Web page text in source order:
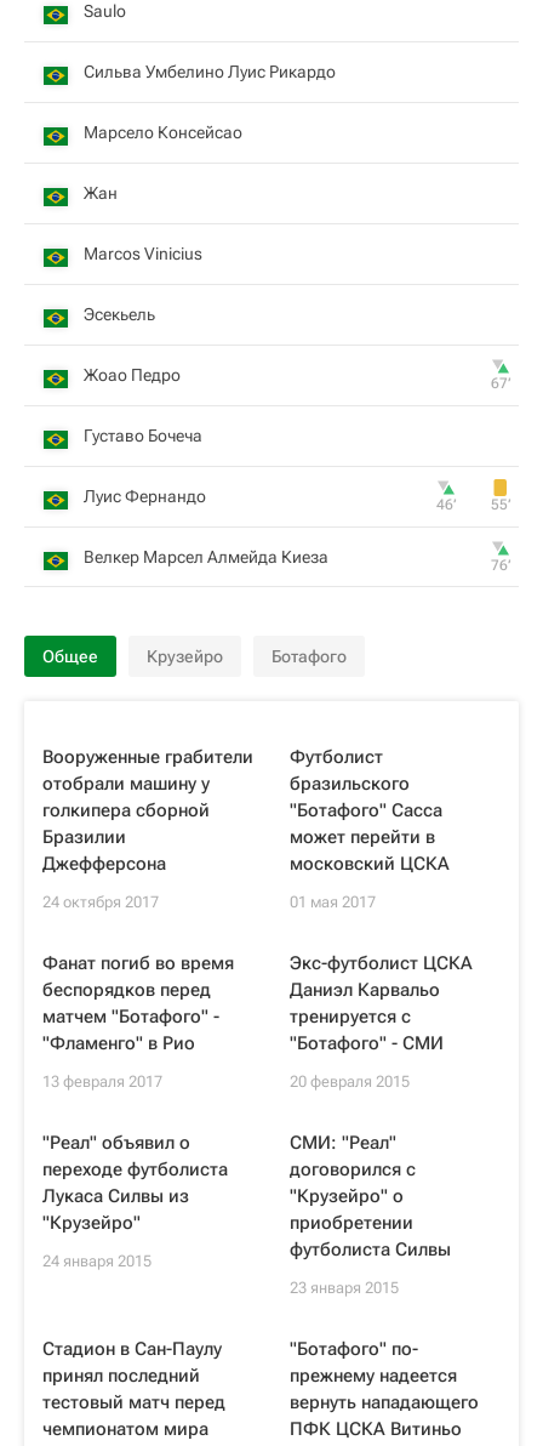
Saulo
Сильва Умбелино Луис Рикардо
Марсело Консейсао
Жан
Marcos Vinicius
Эсекьель
Жоао Педро 67‎’‎
Густаво Бочеча
Луис Фернандо 46‎’‎ 55‎’‎
Велкер Марсел Алмейда Киеза 76‎’‎
Общее Крузейро Ботафого
Вооруженные грабители
отобрали машину у
голкипера сборной
Бразилии
Джефферсона
24 октября 2017
Футболист
бразильского
"Ботафого" Сасса
может перейти в
московский ЦСКА
01 мая 2017
Фанат погиб во время
беспорядков перед
матчем "Ботафого" -
"Фламенго" в Рио
13 февраля 2017
Экс-футболист ЦСКА
Даниэл Карвальо
тренируется с
"Ботафого" - СМИ
20 февраля 2015
"Реал" объявил о
переходе футболиста
Лукаса Силвы из
"Крузейро"
24 января 2015
СМИ: "Реал"
договорился с
"Крузейро" о
приобретении
футболиста Силвы
23 января 2015
Стадион в Сан-Паулу
принял последний
тестовый матч перед
чемпионатом мира
"Ботафого" по-
прежнему надеется
вернуть нападающего
ПФК ЦСКА Витиньо